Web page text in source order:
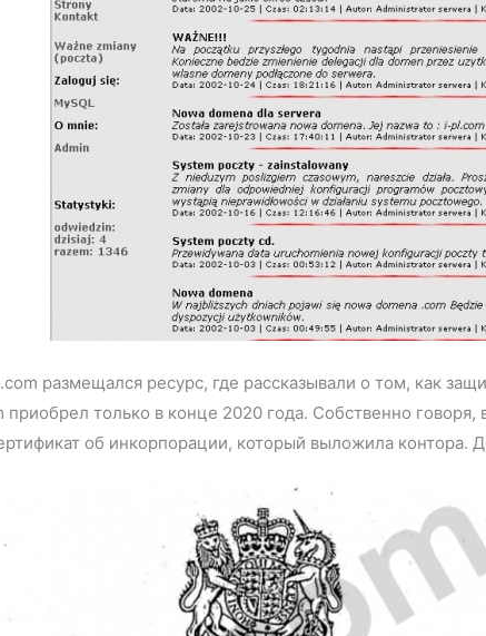
размещался ресурс, где рассказывали о том, как
только в конце 2020 года. Собственно
об инкорпорации, который выложила контора.